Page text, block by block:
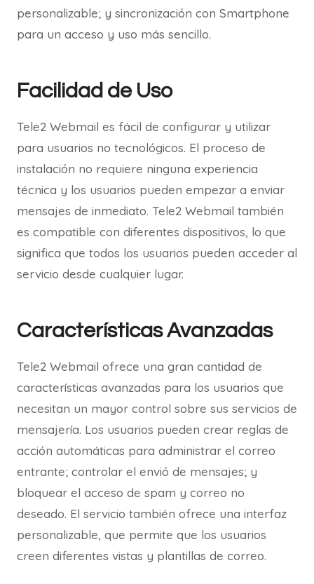
personalizable; y sincronización con Smartphone
para un acceso y uso más sencillo.
Facilidad de Uso
Tele2 Webmail es fácil de configurar y utilizar
para usuarios no tecnológicos. El proceso de
instalación no requiere ninguna experiencia
técnica y los usuarios pueden empezar a enviar
mensajes de inmediato. Tele2 Webmail también
es compatible con diferentes dispositivos, lo que
significa que todos los usuarios pueden acceder al
servicio desde cualquier lugar.
Características Avanzadas
Tele2 Webmail ofrece una gran cantidad de
características avanzadas para los usuarios que
necesitan un mayor control sobre sus servicios de
mensajería. Los usuarios pueden crear reglas de
acción automáticas para administrar el correo
entrante; controlar el envió de mensajes; y
bloquear el acceso de spam y correo no
deseado. El servicio también ofrece una interfaz
personalizable, que permite que los usuarios
creen diferentes vistas y plantillas de correo.